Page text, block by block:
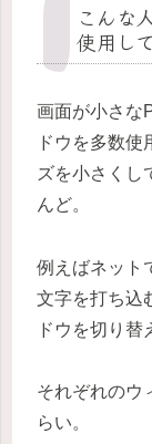
こんな
使用し
画面が小さな
ドウを多数使
ズを小さくし
んど。
例えばネット
文字を打ち込
ドウを切り替
それぞれのウ
らい。